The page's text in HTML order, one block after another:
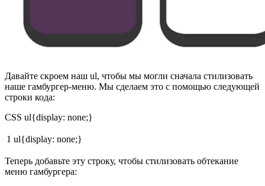
Давайте скроем наш ul, чтобы мы могли сначала стилизовать
наше гамбургер-меню. Мы сделаем это с помощью следующей
строки кода:
CSS ul{display: none;}
1 ul{display: none;}
Теперь добавьте эту строку, чтобы стилизовать обтекание
меню гамбургера: